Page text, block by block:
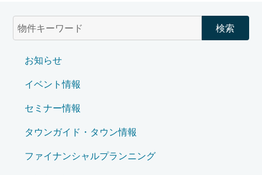
お知らせ
イベント情報
セミナー情報
タウンガイド・タウン情報
ファイナンシャルプランニング